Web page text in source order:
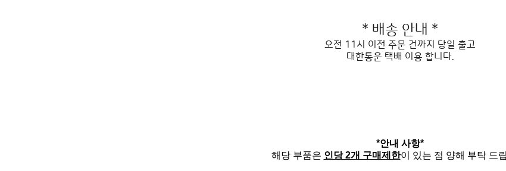
* 배송 안내 *
오전 11시 이전 주문 건까지 당일 출고
대한통운 택배 이용 합니다.
*안내 사항*
해당 부품은 인당 2개 구매제한이 있는 점 양해 부탁 드